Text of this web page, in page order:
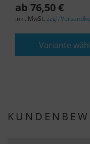
ab 76,50 €
inkl. MwSt. zzgl.
Variante